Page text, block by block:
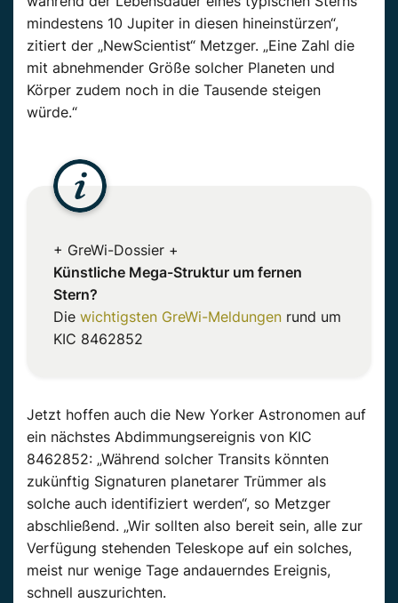
mindestens 10 Jupiter in diesen hineinstürzen“,
zitiert der „NewScientist“ Metzger. „Eine Zahl die
mit abnehmender Größe solcher Planeten und
Körper zudem noch in die Tausende steigen
würde.“
+ GreWi-Dossier +
Künstliche Mega-Struktur um fernen
Stern?
Die wichtigsten GreWi-Meldungen rund um
KIC 8462852
Jetzt hoffen auch die New Yorker Astronomen auf
ein nächstes Abdimmungsereignis von KIC
8462852: „Während solcher Transits könnten
zukünftig Signaturen planetarer Trümmer als
solche auch identifiziert werden“, so Metzger
abschließend. „Wir sollten also bereit sein, alle zur
Verfügung stehenden Teleskope auf ein solches,
meist nur wenige Tage andauerndes Ereignis,
schnell auszurichten.